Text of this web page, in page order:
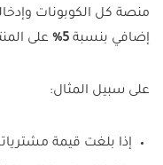
منصة كل الكوبونات
إضافي بنسبة 5% على
على سبيل المثال:
إذا بلغت قيمة